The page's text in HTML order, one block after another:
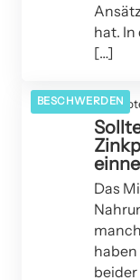
hat.
[…]
BESCHWERDEN
20.
Das